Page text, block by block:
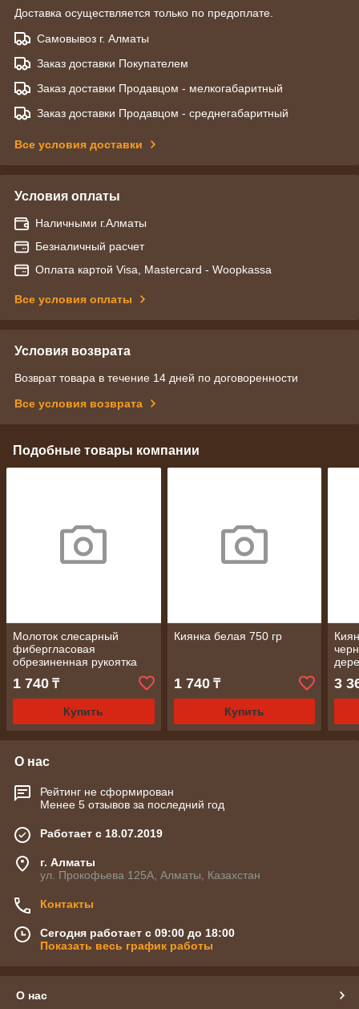
Доставка осуществляется только по предоплате.
Самовывоз г. Алматы
Заказ доставки Покупателем
Заказ доставки Продавцом - мелкогабаритный
Заказ доставки Продавцом - среднегабаритный
Все условия доставки
Условия оплаты
Наличными г.Алматы
Безналичный расчет
Оплата картой Visa, Mastercard - Woopkassa
Все условия оплаты
Условия возврата
Возврат товара в течение 14 дней по договоренности
Все условия возврата
Подобные товары компании
Молоток слесарный
фибергласовая
обрезиненная рукоятка
1 740 ₸
Купить
Киянка белая 750 гр
1 740₸
Купить
3
О нас
Рейтинг не сформирован
Менее 5 отзывов за последний год
Работает с 18.07.2019
г. Алматы
ул. Прокофьева 125А, Алматы, Казахстан
Контакты
Сегодня работает с 09:00 до 18:00
Показать весь график работы
О нас